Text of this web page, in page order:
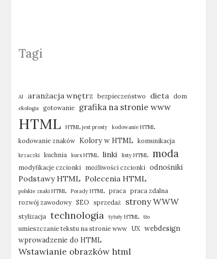
Tagi
AI aranżacja wnętrz bezpieczeństwo dieta dom
ekologia gotowanie grafika na stronie www
HTML HTML jest prosty kodowanie HTML
kodowanie znaków Kolory w HTML komunikacja
krzaczki kuchnia kurs HTML linki listy HTML moda
modyfikacje czcionki możliwości czcionki odnośniki
Podstawy HTML Polecenia HTML
polskie znaki HTML Porady HTML praca
praca zdalna
rozwój zawodowy SEO sprzedaż strony WWW
stylizacja technologia tytuły HTML tło
umieszczanie tekstu na stronie www UX webdesign
wprowadzenie do HTML
Wstawianie obrazków html